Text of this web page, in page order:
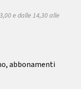
e dalle 14,30 alle
abbonamenti